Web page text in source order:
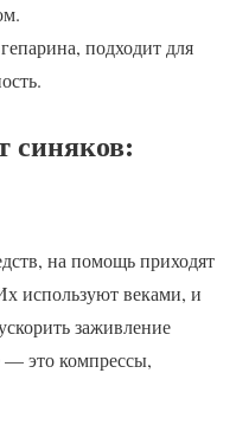
подходит для
синяков:
на помощь приходят
используют веками, и
заживление
— это компрессы,